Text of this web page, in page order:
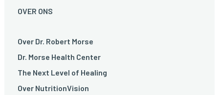
OVER ONS
Over Dr. Robert Morse
Dr. Morse Health Center
The Next Level of Healing
Over NutritionVision